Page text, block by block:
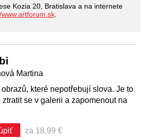
Kozia 20, Bratislava a na internete
Martina
které nepotřebují slova. Je to
ztratit se v galerii a zapomenout na
za 18,99 €